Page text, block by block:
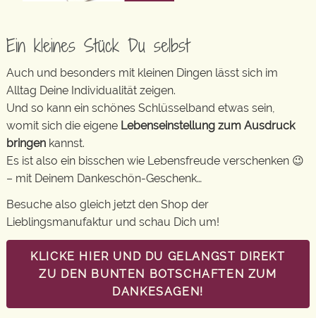
Ein kleines Stück Du selbst
Auch und besonders mit kleinen Dingen lässt sich im
Alltag Deine Individualität zeigen.
Und so kann ein schönes Schlüsselband etwas sein,
womit sich die eigene Lebenseinstellung zum Ausdruck
bringen kannst.
Es ist also ein bisschen wie Lebensfreude verschenken 😉
– mit Deinem Dankeschön-Geschenk…
Besuche also gleich jetzt den Shop der
Lieblingsmanufaktur und schau Dich um!
KLICKE HIER UND DU GELANGST DIREKT
ZU DEN BUNTEN BOTSCHAFTEN ZUM
DANKESAGEN!